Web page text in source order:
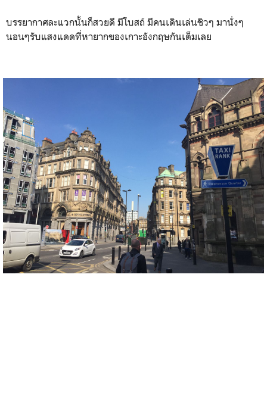
บรรยากาศละแวกนั้นก็สวยดี มีโบสถ์ มีคนเดินเล่นชิวๆ มานั่งๆ
นอนๆรับแสงแดดที่หายากของเกาะอังกฤษกันเต็มเลย